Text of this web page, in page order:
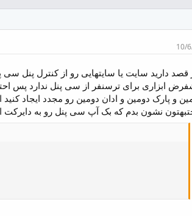
10/
قصد دارید سایت یا سایتهایی رو از کنترل پنل سی
ابزاری برای ترسنفر از سی پنل ندارد پس
و پارک دومین و ادان دومین رو مجدد ایجاد
نشون بدم که بک آپ سی پنل رو به دایرکت